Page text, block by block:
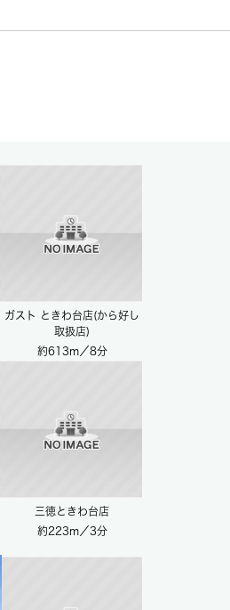
ガスト ときわ台店(から好し
取扱店)
約613m／8分
三徳ときわ台店
約223m／3分